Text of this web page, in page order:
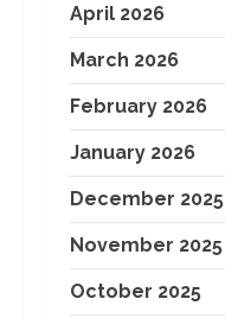
April 2026
March 2026
February 2026
January 2026
December 2025
November 2025
October 2025